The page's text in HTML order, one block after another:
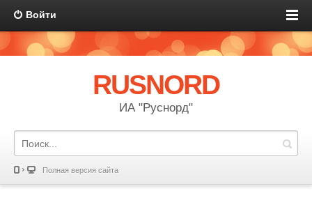
Войти
RUSNORD
ИА "Руснорд"
Полная версия сайта